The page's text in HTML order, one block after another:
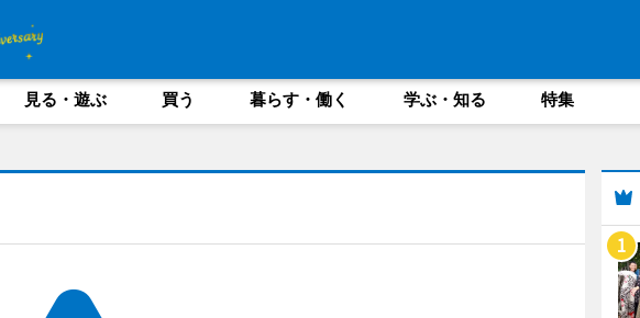
見る・遊ぶ 買う 暮らす・働く 学ぶ・知る 特集